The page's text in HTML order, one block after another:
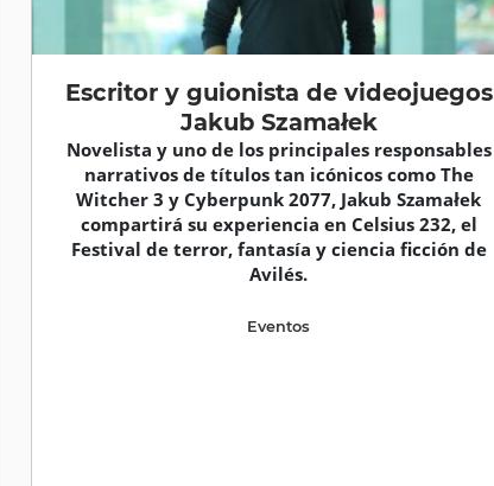
Escritor y guionista de videojuegos
Jakub Szamałek
Novelista y uno de los principales responsables
narrativos de títulos tan icónicos como The
Witcher 3 y Cyberpunk 2077, Jakub Szamałek
compartirá su experiencia en Celsius 232, el
Festival de terror, fantasía y ciencia ficción de
Avilés.
Eventos